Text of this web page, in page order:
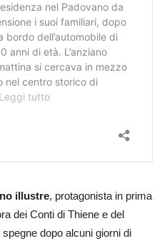
illustre, protagonista in prima
dei Conti di Thiene e del
dopo alcuni giorni di